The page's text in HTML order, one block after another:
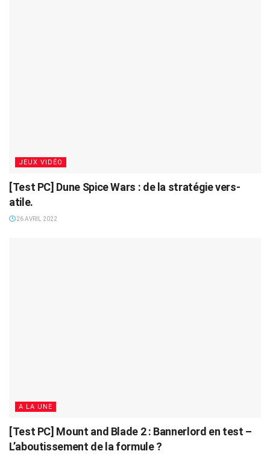
JEUX VIDÉO
[Test PC] Dune Spice Wars : de la stratégie vers-
atile.
26 AVRIL 2022
A LA UNE
[Test PC] Mount and Blade 2 : Bannerlord en test –
L’aboutissement de la formule ?